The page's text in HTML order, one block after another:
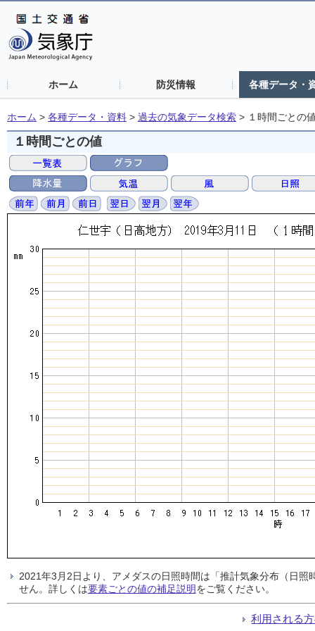
ホーム 防災情報 各種データ・
ホーム > 各種データ・資料 > 過去の気象データ検索 > １時間ごとの
１時間ごとの値
2021年3月2日より、アメダスの日照時間は「推計気象分布（日
せん。詳しくは要素ごとの値の補足説明をご覧ください。
利用される